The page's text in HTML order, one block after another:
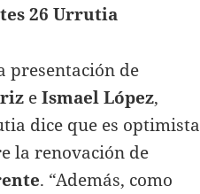
26 Urrutia
presentación de
eIsmael López,
dice que es optimista
la renovación de
. “Además, como